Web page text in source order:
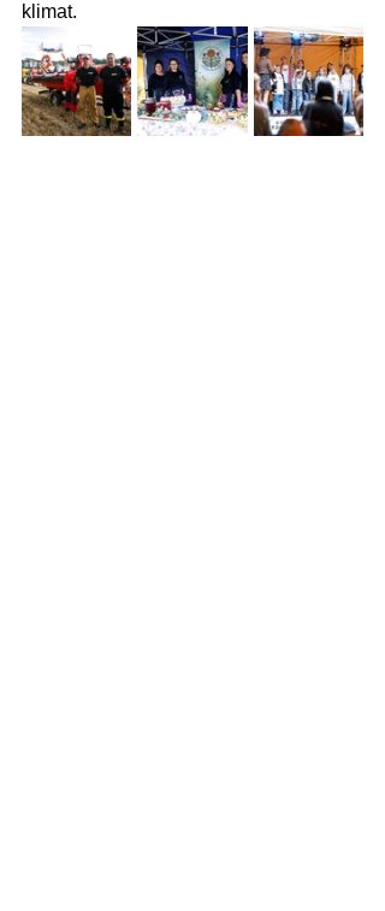
klimat.